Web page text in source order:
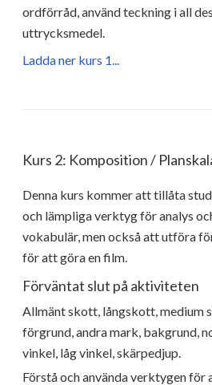
ordförråd, använd teckning i all
uttrycksmedel.
Ladda ner kurs 1...
Kurs 2: Komposition /
Denna kurs kommer att tillåta
och lämpliga verktyg för analys
vokabulär, men också att utföra
för att göra en film.
Förväntat slut på aktiviteten
Allmänt skott, långskott, medium
förgrund, andra mark, bakgrund,
vinkel, låg vinkel, skärpedjup.
Förstå och använda verktygen för